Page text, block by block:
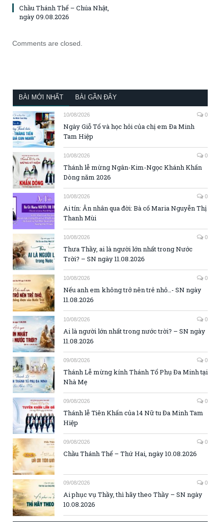
Chầu Thánh Thể – Chúa Nhật,
ngày 09.08.2026
Comments are closed.
BÀI MỚI NHẤT BÀI GẦN ĐÂY
10/08/2026 0
Ngày Giỗ Tổ và học hỏi của chị em Đa Minh
Tam Hiệp
10/08/2026 0
Thánh lễ mừng Ngân-Kim-Ngọc Khánh Khấn
Dòng năm 2026
10/08/2026 0
Ai tín: Ân nhân qua đời: Bà cố Maria Nguyễn Thị
Thanh Mùi
10/08/2026 0
Thưa Thầy, ai là người lớn nhất trong Nước
Trời? – SN ngày 11.08.2026
10/08/2026 0
Nếu anh em không trở nên trẻ nhỏ…- SN ngày
11.08.2026
10/08/2026 0
Ai là người lớn nhất trong nước trời? – SN ngày
11.08.2026
09/08/2026 0
Thánh Lễ mừng kính Thánh Tổ Phụ Đa Minh tại
Nhà Mẹ
09/08/2026 0
Thánh lễ Tiên Khấn của 14 Nữ tu Đa Minh Tam
Hiệp
09/08/2026 0
Chầu Thánh Thể – Thứ Hai, ngày 10.08.2026
09/08/2026 0
Ai phục vụ Thầy, thì hãy theo Thầy – SN ngày
10.08.2026